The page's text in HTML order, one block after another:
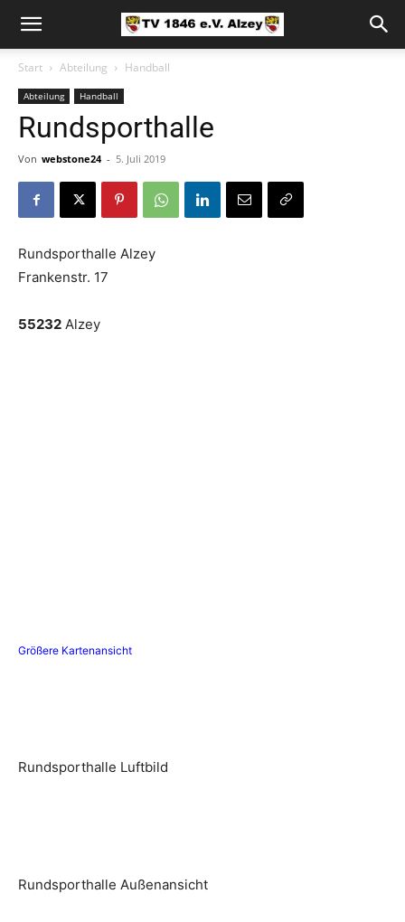
Start Abteilung Handball
Abteilung Handball
Rundsporthalle
Von webstone24 - 5. Juli 2019
Rundsporthalle Alzey
Frankenstr. 17
55232 Alzey
Größere Kartenansicht
Rundsporthalle Luftbild
Rundsporthalle Außenansicht